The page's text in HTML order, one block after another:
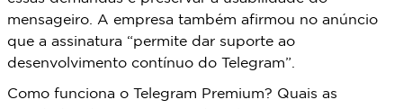
mensageiro. A empresa também afirmou no anúncio
que a assinatura “permite dar suporte ao
desenvolvimento contínuo do Telegram”.
Como funciona o Telegram Premium? Quais as